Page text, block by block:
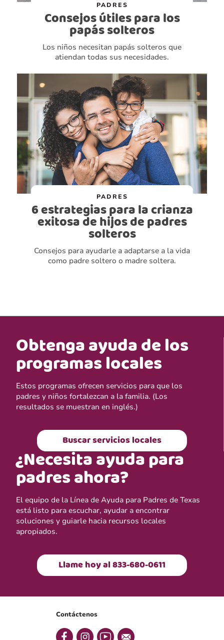
PADRES
Consejos útiles para los
papás solteros
Los niños necesitan papás solteros que
atiendan todas sus necesidades.
PADRES
6 estrategias para la crianza
exitosa de hijos de padres
solteros
Consejos para ayudarle a adaptarse a la vida
como padre soltero o madre soltera.
Obtenga ayuda de los
programas locales
Estos programas ofrecen servicios para que los
padres y niños fortalezcan a la familia. (Los
resultados se muestran en inglés.)
Buscar servicios locales
¿Necesita ayuda para
padres ahora?
El equipo de la Línea de Ayuda para Padres de Texas
está listo para escuchar, ayudar a encontrar
soluciones y guiarle hacia recursos locales
apropiados.
Llame hoy al 833-680-0611
Contáctenos